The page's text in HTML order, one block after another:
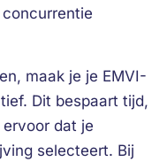
maak je je EMVI-
Dit bespaart tijd,
dat je
selecteert. Bij